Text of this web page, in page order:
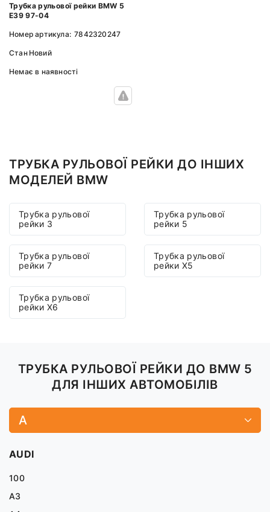
Трубка рульової рейки BMW 5
E39 97-04
Номер артикула: 7842320247
Стан Новий
Немає в наявності
ТРУБКА РУЛЬОВОЇ РЕЙКИ ДО ІНШИХ
МОДЕЛЕЙ BMW
Трубка рульової
рейки 3
Трубка рульової
рейки 5
Трубка рульової
рейки 7
Трубка рульової
рейки X5
Трубка рульової
рейки X6
ТРУБКА РУЛЬОВОЇ РЕЙКИ ДО BMW 5
ДЛЯ ІНШИХ АВТОМОБІЛІВ
A
AUDI
100
A3